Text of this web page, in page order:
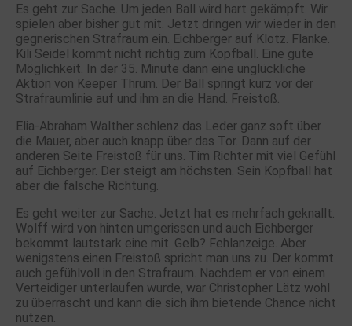
Es geht zur Sache. Um jeden Ball wird hart gekämpft. Wir
spielen aber bisher gut mit. Jetzt dringen wir wieder in den
gegnerischen Strafraum ein. Eichberger auf Klotz. Flanke.
Kili Seidel kommt nicht richtig zum Kopfball. Eine gute
Möglichkeit. In der 35. Minute dann eine unglückliche
Aktion von Keeper Thrum. Der Ball springt kurz vor der
Strafraumlinie auf und ihm an die Hand. Freistoß.
Elia-Abraham Walther schlenz das Leder ganz soft über
die Mauer, aber auch knapp über das Tor. Dann auf der
anderen Seite Freistoß für uns. Tim Richter mit viel Gefühl
auf Eichberger. Der steigt am höchsten. Sein Kopfball hat
aber die falsche Richtung.
Es geht weiter zur Sache. Jetzt hat es mehrfach geknallt.
Wolff wird von hinten umgerissen und auch Eichberger
bekommt lautstark eine mit. Gelb? Fehlanzeige. Aber
wenigstens einen Freistoß spricht man uns zu. Der kommt
auch gefühlvoll in den Strafraum. Nachdem er von einem
Verteidiger unterlaufen wurde, war Christopher Lätz wohl
zu überrascht und kann die sich ihm bietende Chance nicht
nutzen.